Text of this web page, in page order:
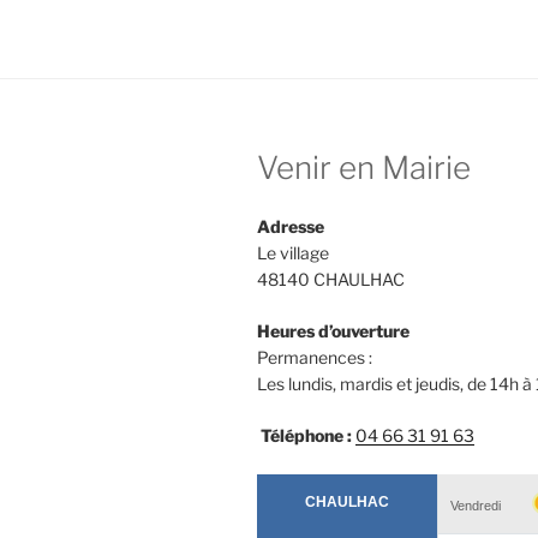
o
k
n
Venir en Mairie
Adresse
Le village
48140 CHAULHAC
Heures d’ouverture
Permanences :
Les lundis, mardis et jeudis, de 14h à
Téléphone : 04 66 31 91 63